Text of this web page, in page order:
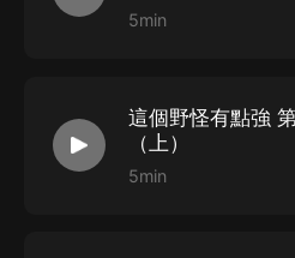
5min
這個野怪有點強
（上）
5min